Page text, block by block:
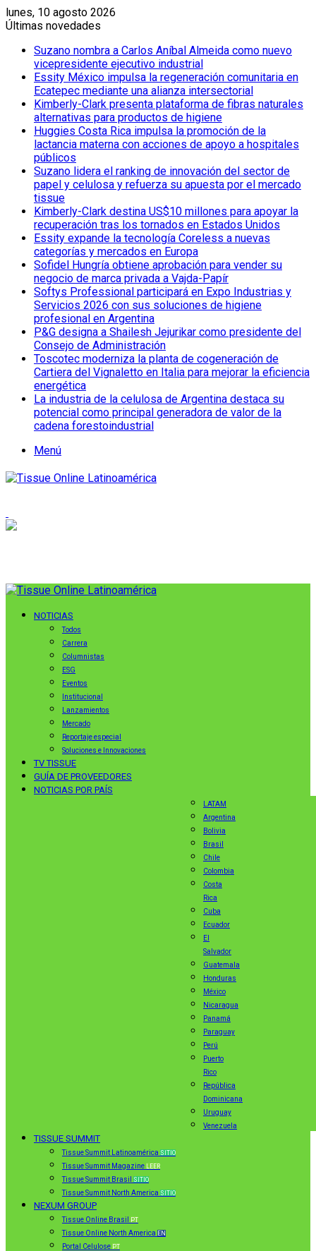
lunes, 10 agosto 2026
Últimas novedades
Suzano nombra a Carlos Aníbal Almeida como nuevo
vicepresidente ejecutivo industrial
Essity México impulsa la regeneración comunitaria en
Ecatepec mediante una alianza intersectorial
Kimberly-Clark presenta plataforma de fibras naturales
alternativas para productos de higiene
Huggies Costa Rica impulsa la promoción de la
lactancia materna con acciones de apoyo a hospitales
públicos
Suzano lidera el ranking de innovación del sector de
papel y celulosa y refuerza su apuesta por el mercado
tissue
Kimberly-Clark destina US$10 millones para apoyar la
recuperación tras los tornados en Estados Unidos
Essity expande la tecnología Coreless a nuevas
categorías y mercados en Europa
Sofidel Hungría obtiene aprobación para vender su
negocio de marca privada a Vajda-Papír
Softys Professional participará en Expo Industrias y
Servicios 2026 con sus soluciones de higiene
profesional en Argentina
P&G designa a Shailesh Jejurikar como presidente del
Consejo de Administración
Toscotec moderniza la planta de cogeneración de
Cartiera del Vignaletto en Italia para mejorar la eficiencia
energética
La industria de la celulosa de Argentina destaca su
potencial como principal generadora de valor de la
cadena forestoindustrial
Menú
NOTICIAS
Todos
Carrera
Columnistas
ESG
Eventos
Institucional
Lanzamientos
Mercado
Reportaje especial
Soluciones e Innovaciones
TV TISSUE
GUÍA DE PROVEEDORES
NOTICIAS POR PAÍS
LATAM
Argentina
Bolivia
Brasil
Chile
Colombia
Costa
Rica
Cuba
Ecuador
El
Salvador
Guatemala
Honduras
México
Nicaragua
Panamá
Paraguay
Perú
Puerto
Rico
República
Dominicana
Uruguay
Venezuela
TISSUE SUMMIT
Tissue Summit Latinoamérica SITIO
Tissue Summit Magazine LEER
Tissue Summit Brasil SITIO
Tissue Summit North America SITIO
NEXUM GROUP
Tissue Online Brasil PT
Tissue Online North America EN
Portal Celulose PT